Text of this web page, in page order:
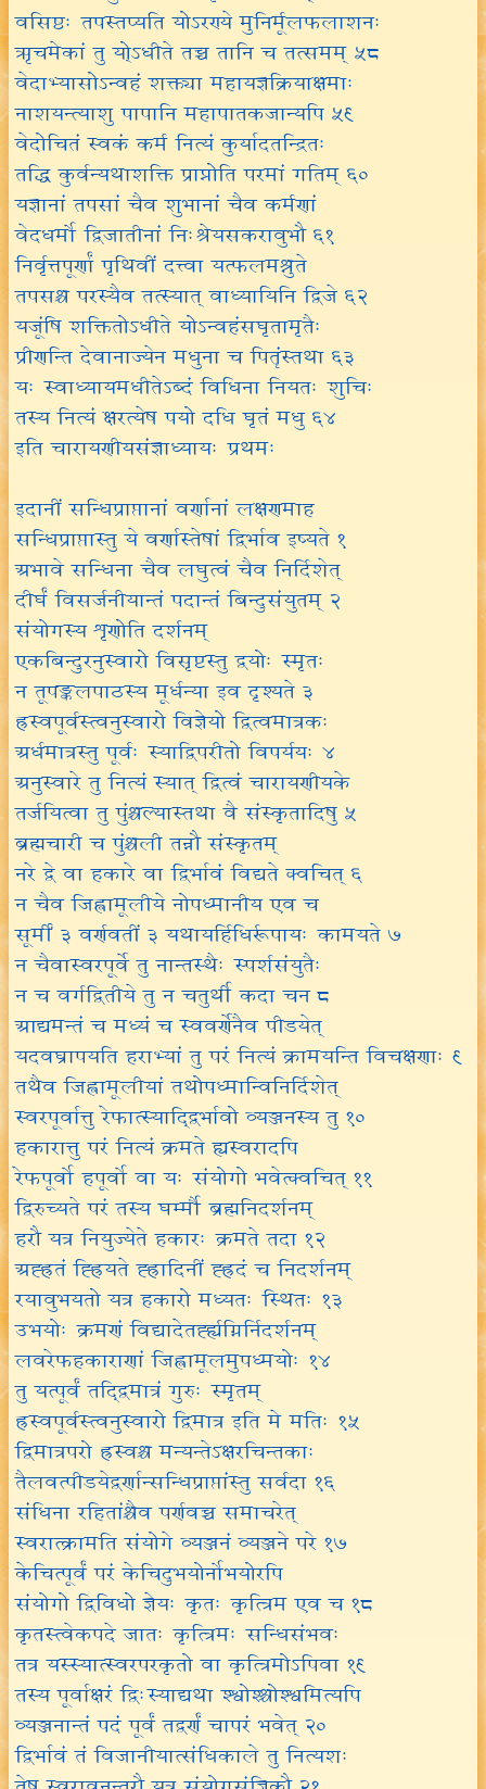
वसिष्ठः तपस्तप्यति योऽरण्ये मुनिर्मूलफलाशनः
ऋचमेकां तु यो्ऽधीते तच्च तानि च तत्समम् ५८
वेदाभ्यासोऽन्वहं शक्त्या महायज्ञक्रियाक्षमाः
नाशयन्त्याशु पापानि महापातकजान्यपि ५९
वेदोचितं स्वकं कर्म नित्यं कुर्यादतन्द्रितः
तद्धि कुर्वन्यथाशक्ति प्राप्नोति परमां गतिम् ६०
यज्ञानां तपसां चैव शुभानां चैव कर्मणां
वेदधर्मो द्विजातीनां निःश्रेयसकरावुभौ ६१
निर्वृत्तपूर्णां पृथिवीं दत्त्वा यत्फलमश्नुते
तपसश्च परस्यैव तत्स्यात् वाध्यायिनि द्विजे ६२
यजूंषि शक्तितोऽधीते योऽन्वहंसघृतामृतैः
प्रीणन्ति देवानाज्येन मधुना च पितॄंस्तथा ६३
यः स्वाध्यायमधीतेऽब्दं विधिना नियतः शुचिः
तस्य नित्यं क्षरत्येष पयो दधि घृतं मधु ६४
इति चारायणीयसंज्ञाध्यायः प्रथमः
इदानीं सन्धिप्राप्तानां वर्णानां लक्षणमाह
सन्धिप्राप्तास्तु ये वर्णास्तेषां द्विर्भाव इष्यते १
अभावे सन्धिना चैव लघुत्वं चैव निर्दिशेत्
दीर्घं विसर्जनीयान्तं पदान्तं बिन्दुसंयुतम् २
संयोगस्य शृणोति दर्शनम्
एकबिन्दुरनुस्वारो विसृष्टस्तु द्वयोः स्मृतः
न तूपङ्कलपाठस्य मूर्धन्या इव दृश्यते ३
ह्रस्वपूर्वस्त्वनुस्वारो विज्ञेयो द्वित्वमात्रकः
अर्धमात्रस्तु पूर्वः स्याद्विपरीतो विपर्ययः ४
अनुस्वारे तु नित्यं स्यात् द्वित्वं चारायणीयके
तर्जयित्वा तु पुंश्चल्यास्तथा वै संस्कृतादिषु ५
ब्रह्मचारी च पुंश्चली तन्नौ संस्कृतम्
नरे द्वे वा हकारे वा द्विर्भावं विद्यते क्वचित् ६
न चैव जिह्वामूलीये नोपध्मानीय एव च
सूर्मीं ३ वर्णवतीं ३ यथायर्हिधिर्रूपायः कामयते ७
न चैवास्वरपूर्वे तु नान्तस्थैः स्पर्शसंयुतैः
न च वर्गद्वितीये तु न चतुर्थी कदा चन ८
आद्यमन्तं च मध्यं च स्ववर्णेनैव पीडयेत्
यदवघ्रापयति हराभ्यां तु परं नित्यं क्रामयन्ति विचक्षणाः ९
तथैव जिह्वामूलीयां तथोपध्मान्विनिर्दिशेत्
स्वरपूर्वात्तु रेफात्स्याद्द्विर्भावो व्यञ्जनस्य तु १०
हकारात्तु परं नित्यं क्रमते ह्यस्वरादपि
रेफपूर्वो हपूर्वो वा यः संयोगो भवेत्क्वचित् ११
द्विरुच्यते परं तस्य घर्म्मौ ब्रह्मनिदर्शनम्
हरौ यत्र नियुज्येते हकारः क्रमते तदा १२
अह्ह्रतं ह्ह्रियते ह्ह्रादिनीं ह्ह्रदं च निदर्शनम्
रयावुभयतो यत्र हकारो मध्यतः स्थितः १३
उभयोः क्रमणं विद्यादेतर्ह्ह्यग्निर्निदर्शनम्
लवरेफहकाराणां जिह्वामूलमुपध्मयोः १४
तु यत्पूर्वं तद्द्विमात्रं गुरुः स्मृतम्
ह्रस्वपूर्वस्त्वनुस्वारो द्विमात्र इति मे मतिः १५
द्विमात्रपरो ह्रस्वश्च मन्यन्तेऽक्षरचिन्तकाः
तैलवत्पीडयेद्वर्णान्सन्धिप्राप्तांस्तु सर्वदा १६
संधिना रहितांश्चैव पर्णवच्च समाचरेत्
स्वरात्क्रामति संयोगे व्यञ्जनं व्यञ्जने परे १७
केचित्पूर्वं परं केचिदुभयोर्नोभयोरपि
संयोगो द्विविधो ज्ञेयः कृतः कृत्त्रिम एव च १८
कृतस्त्वेकपदे जातः कृत्त्रिमः सन्धिसंभवः
तत्र यस्स्यात्स्वरपरकृतो वा कृत्त्रिमोऽपिवा १९
तस्य पूर्वाक्षरं द्विःस्याद्यथा श्श्वोश्श्चोश्श्वमित्यपि
व्यञ्जनान्तं पदं पूर्वं तद्वर्णं चापरं भवेत् २०
द्विर्भावं तं विजानीयात्संधिकाले तु नित्यशः